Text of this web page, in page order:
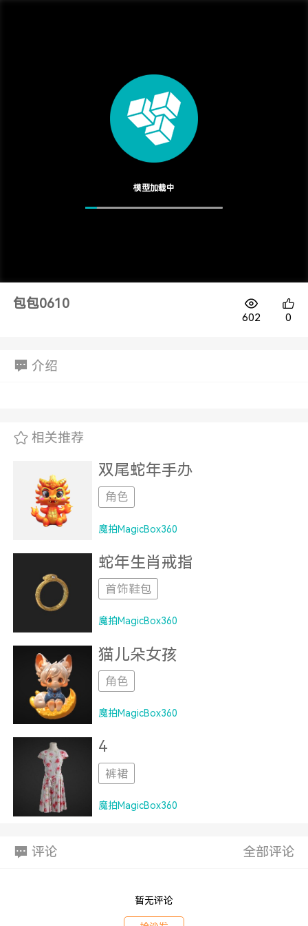
模型加载中
包包0610
602 0
介绍
相关推荐
双尾蛇年手办
角色
魔拍MagicBox360
蛇年生肖戒指
首饰鞋包
魔拍MagicBox360
猫儿朵女孩
角色
魔拍MagicBox360
4
裤裙
魔拍MagicBox360
评论 全部评论
暂无评论